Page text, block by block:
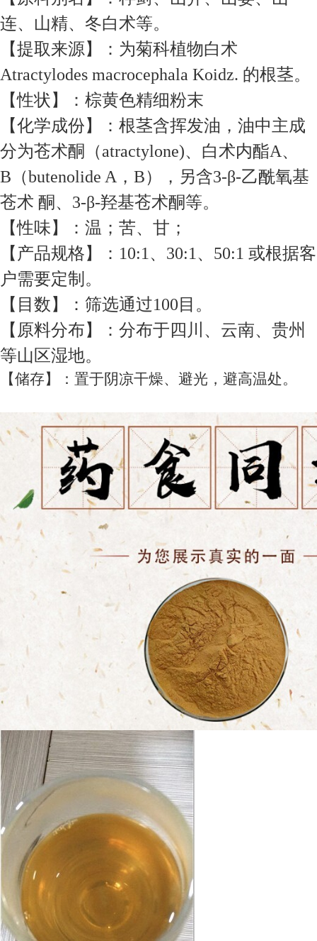
连、山精、冬白术等。
【提取来源】：为菊科植物白术
Atractylodes macrocephala Koidz. 的根茎。
【性状】：棕黄色精细粉末
【化学成份】：根茎含挥发油，油中主成
分为苍术酮（atractylone)、白术内酯A、
B（butenolide A，B），另含3-β-乙酰氧基
苍术 酮、3-β-羟基苍术酮等。
【性味】：温；苦、甘；
【产品规格】：10:1、30:1、50:1 或根据客
户需要定制。
【目数】：筛选通过100目。
【原料分布】：分布于四川、云南、贵州
等山区湿地。
【储存】：置于阴凉干燥、避光，避高温处。